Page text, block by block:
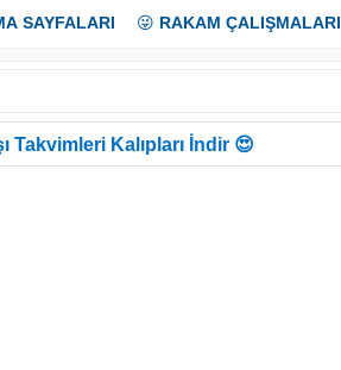
SAYFALARI 😜 RAKAM ÇALIŞMALARI
Takvimleri Kalıpları İndir 😍